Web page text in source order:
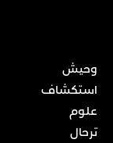
وحيش
استكشاف
علوم
ترحال